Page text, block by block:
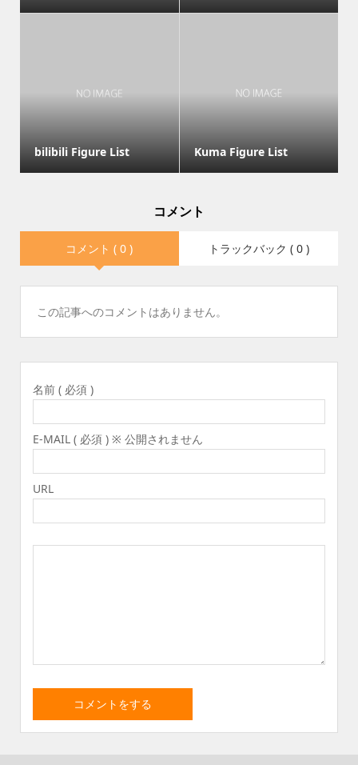
bilibili Figure List Kuma Figure List
コメント
コメント ( 0 ) トラックバック ( 0 )
この記事へのコメントはありません。
名前 ( 必須 )
E-MAIL ( 必須 ) ※ 公開されません
URL